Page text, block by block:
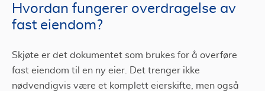
Hvordan fungerer overdragelse av
fast eiendom?
Skjøte er det dokumentet som brukes for å overføre
fast eiendom til en ny eier. Det trenger ikke
nødvendigvis være et komplett eierskifte, men også